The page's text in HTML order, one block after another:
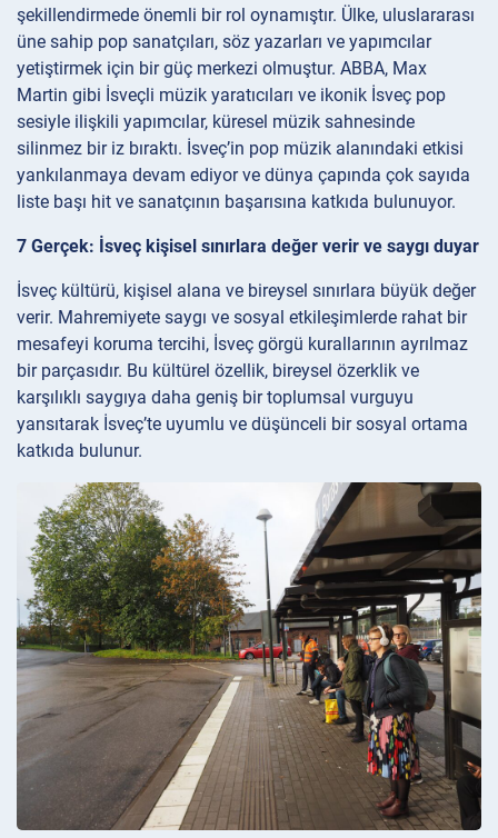
şekillendirmede önemli bir rol oynamıştır. Ülke, uluslararası
üne sahip pop sanatçıları, söz yazarları ve yapımcılar
yetiştirmek için bir güç merkezi olmuştur. ABBA, Max
Martin gibi İsveçli müzik yaratıcıları ve ikonik İsveç pop
sesiyle ilişkili yapımcılar, küresel müzik sahnesinde
silinmez bir iz bıraktı. İsveç’in pop müzik alanındaki etkisi
yankılanmaya devam ediyor ve dünya çapında çok sayıda
liste başı hit ve sanatçının başarısına katkıda bulunuyor.
7 Gerçek: İsveç kişisel sınırlara değer verir ve saygı duyar
İsveç kültürü, kişisel alana ve bireysel sınırlara büyük değer
verir. Mahremiyete saygı ve sosyal etkileşimlerde rahat bir
mesafeyi koruma tercihi, İsveç görgü kurallarının ayrılmaz
bir parçasıdır. Bu kültürel özellik, bireysel özerklik ve
karşılıklı saygıya daha geniş bir toplumsal vurguyu
yansıtarak İsveç’te uyumlu ve düşünceli bir sosyal ortama
katkıda bulunur.